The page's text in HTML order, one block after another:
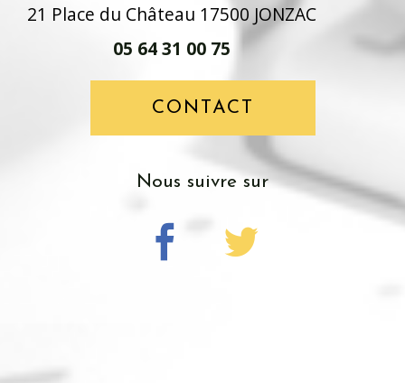
21 Place du Château 17500 JONZAC
05 64 31 00 75
CONTACT
nous suivre sur